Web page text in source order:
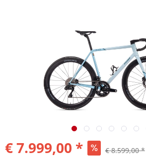
€ 7.999,00 * € 8.599,00 *